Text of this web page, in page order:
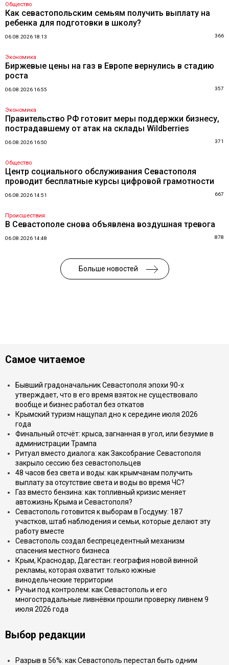
Общество
Как севастопольским семьям получить выплату на
ребенка для подготовки в школу?
06.08.2026 18:13 366
Экономика
Биржевые цены на газ в Европе вернулись в стадию
роста
06.08.2026 16:55 357
Экономика
Правительство РФ готовит меры поддержки бизнесу,
пострадавшему от атак на склады Wildberries
06.08.2026 16:50 371
Общество
Центр социального обслуживания Севастополя
проводит бесплатные курсы цифровой грамотности
06.08.2026 14:51 667
Происшествия
В Севастополе снова объявлена воздушная тревога
06.08.2026 14:48 878
Больше новостей
Самое читаемое
Бывший градоначальник Севастополя эпохи 90-х
утверждает, что в его время взяток не существовало
вообще и бизнес работал без откатов
Крымский туризм нащупал дно к середине июля 2026
года
Финальный отсчёт: крыса, загнанная в угол, или безумие в
администрации Трампа
Ритуал вместо диалога: как Заксобрание Севастополя
закрыло сессию без севастопольцев
48 часов без света и воды: как крымчанам получить
выплату за отсутствие света и воды во время ЧС?
Газ вместо бензина: как топливный кризис меняет
автожизнь Крыма и Севастополя?
Севастополь готовится к выборам в Госдуму: 187
участков, штаб наблюдения и семьи, которые делают эту
работу вместе
Севастополь создал беспрецедентный механизм
спасения местного бизнеса
Крым, Краснодар, Дагестан: география новой винной
рекламы, которая охватит только южные
винодельческие территории
Ручьи под контролем: как Севастополь и его
многострадальные ливнёвки прошли проверку ливнем 9
июля 2026 года
Выбор редакции
Разрыв в 56%: как Севастополь перестал быть одним